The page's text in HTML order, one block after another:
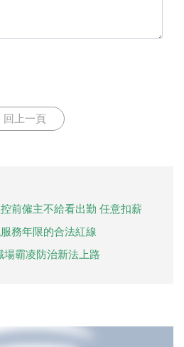
回上一頁
控前僱主不給看出勤 任意扣薪
務年限的合法紅線
場霸凌防治新法上路